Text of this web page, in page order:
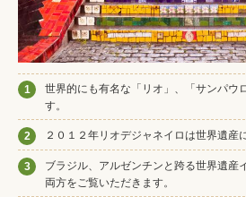
1
世界的にも有名な「リオ」、「サンパウ
す。
2 ２０１２年リオデジャネイロは世界遺産
3
ブラジル、アルゼンチンと跨る世界遺産
両方をご覧いただきます。